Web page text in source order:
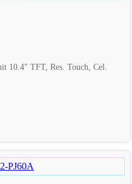
10.4″ TFT, Res. Touch, Cel.